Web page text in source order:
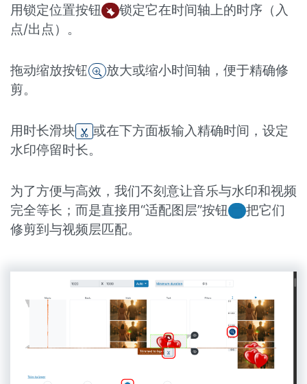
用锁定位置按钮
锁定它在时间轴上的时序（入
点/出点）。
拖动缩放按钮
放大或缩小时间轴，便于精确修
剪。
用时长滑块
或在下方面板输入精确时间，设定
水印停留时长。
为了方便与高效，我们不刻意让音乐与水印和视频
完全等长；而是直接用“适配图层”按钮
把它们
修剪到与视频层匹配。